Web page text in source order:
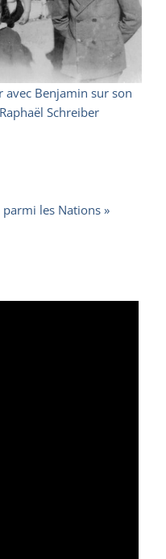
avec Benjamin sur son
Schreiber
les Nations »